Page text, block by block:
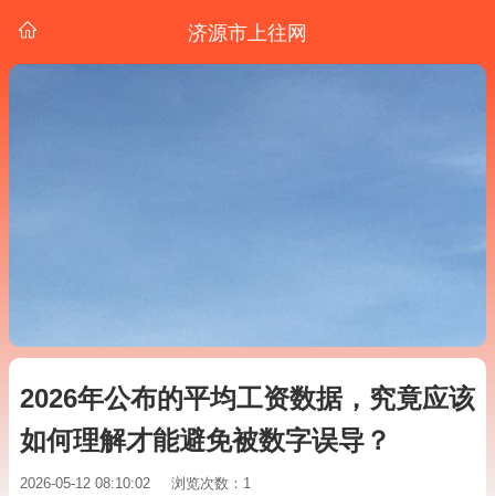
济源市上往网
2026年公布的平均工资数据，究竟应该
如何理解才能避免被数字误导？
2026-05-12 08:10:02 浏览次数：1